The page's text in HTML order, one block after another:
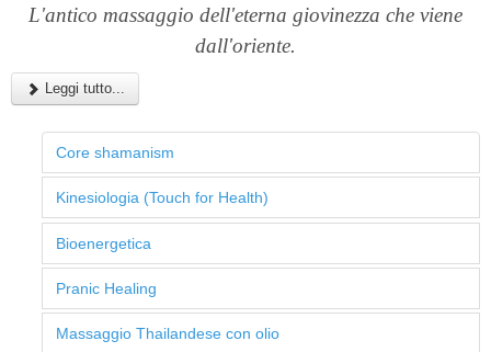
L'antico massaggio dell'eterna giovinezza che viene
dall'oriente.
Leggi tutto...
Core shamanism
Kinesiologia (Touch for Health)
Bioenergetica
Pranic Healing
Massaggio Thailandese con olio